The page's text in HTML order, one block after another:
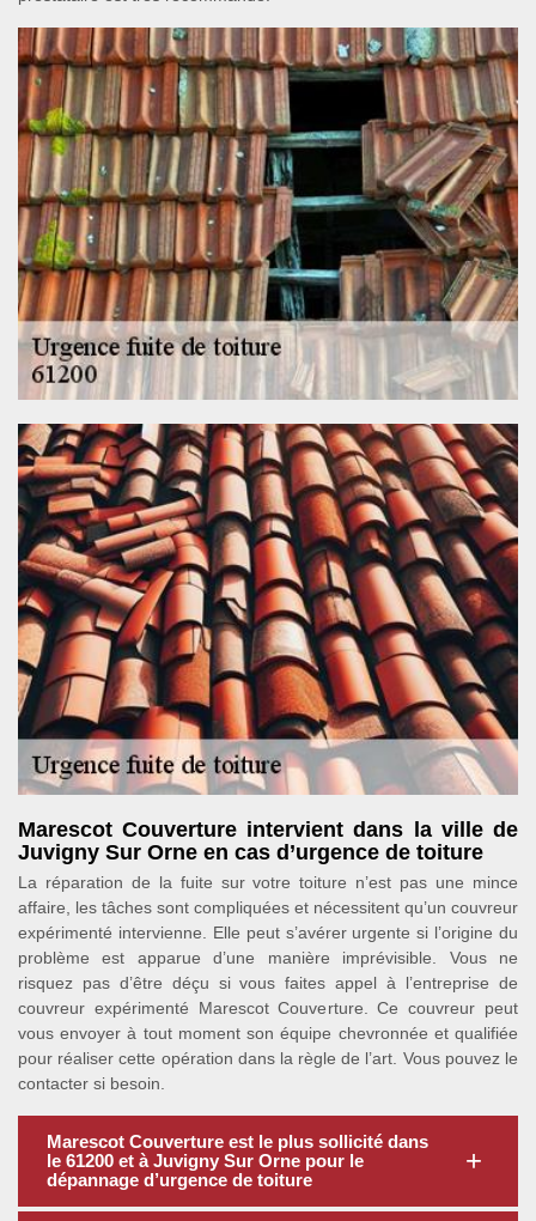
Marescot Couverture intervient dans la ville de
Juvigny Sur Orne en cas d’urgence de toiture
La réparation de la fuite sur votre toiture n’est pas une mince
affaire, les tâches sont compliquées et nécessitent qu’un couvreur
expérimenté intervienne. Elle peut s’avérer urgente si l’origine du
problème est apparue d’une manière imprévisible. Vous ne
risquez pas d’être déçu si vous faites appel à l’entreprise de
couvreur expérimenté Marescot Couverture. Ce couvreur peut
vous envoyer à tout moment son équipe chevronnée et qualifiée
pour réaliser cette opération dans la règle de l’art. Vous pouvez le
contacter si besoin.
Marescot Couverture est le plus sollicité dans
le 61200 et à Juvigny Sur Orne pour le
dépannage d’urgence de toiture